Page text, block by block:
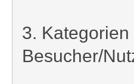
3.
Besucher/